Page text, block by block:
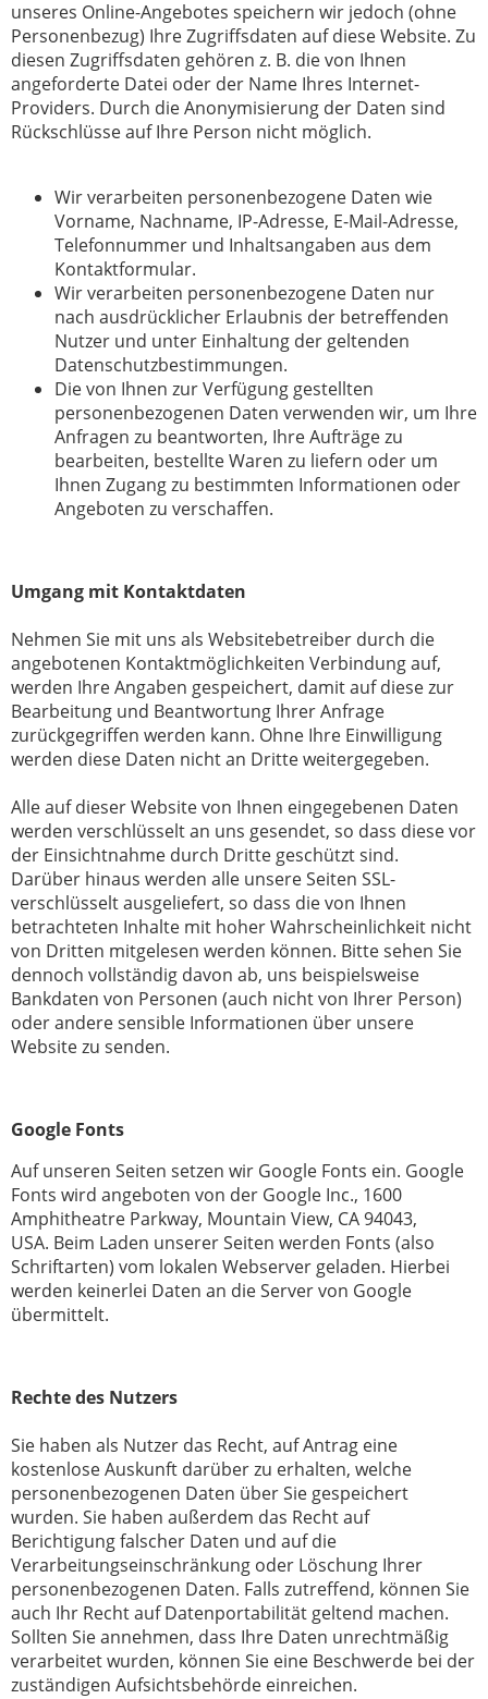
unseres Online-Angebotes speichern wir jedoch (ohne
Personenbezug) Ihre Zugriffsdaten auf diese Website. Zu
diesen Zugriffsdaten gehören z. B. die von Ihnen
angeforderte Datei oder der Name Ihres Internet-
Providers. Durch die Anonymisierung der Daten sind
Rückschlüsse auf Ihre Person nicht möglich.
Wir verarbeiten personenbezogene Daten wie
Vorname, Nachname, IP-Adresse, E-Mail-Adresse,
Telefonnummer und Inhaltsangaben aus dem
Kontaktformular.
Wir verarbeiten personenbezogene Daten nur
nach ausdrücklicher Erlaubnis der betreffenden
Nutzer und unter Einhaltung der geltenden
Datenschutzbestimmungen.
Die von Ihnen zur Verfügung gestellten
personenbezogenen Daten verwenden wir, um Ihre
Anfragen zu beantworten, Ihre Aufträge zu
bearbeiten, bestellte Waren zu liefern oder um
Ihnen Zugang zu bestimmten Informationen oder
Angeboten zu verschaffen.
Umgang mit Kontaktdaten
Nehmen Sie mit uns als Websitebetreiber durch die
angebotenen Kontaktmöglichkeiten Verbindung auf,
werden Ihre Angaben gespeichert, damit auf diese zur
Bearbeitung und Beantwortung Ihrer Anfrage
zurückgegriffen werden kann. Ohne Ihre Einwilligung
werden diese Daten nicht an Dritte weitergegeben.
Alle auf dieser Website von Ihnen eingegebenen Daten
werden verschlüsselt an uns gesendet, so dass diese vor
der Einsichtnahme durch Dritte geschützt sind.
Darüber hinaus werden alle unsere Seiten SSL-
verschlüsselt ausgeliefert, so dass die von Ihnen
betrachteten Inhalte mit hoher Wahrscheinlichkeit nicht
von Dritten mitgelesen werden können. Bitte sehen Sie
dennoch vollständig davon ab, uns beispielsweise
Bankdaten von Personen (auch nicht von Ihrer Person)
oder andere sensible Informationen über unsere
Website zu senden.
Google Fonts
Auf unseren Seiten setzen wir Google Fonts ein. Google
Fonts wird angeboten von der Google Inc., 1600
Amphitheatre Parkway, Mountain View, CA 94043,
USA. Beim Laden unserer Seiten werden Fonts (also
Schriftarten) vom lokalen Webserver geladen. Hierbei
werden keinerlei Daten an die Server von Google
übermittelt.
Rechte des Nutzers
Sie haben als Nutzer das Recht, auf Antrag eine
kostenlose Auskunft darüber zu erhalten, welche
personenbezogenen Daten über Sie gespeichert
wurden. Sie haben außerdem das Recht auf
Berichtigung falscher Daten und auf die
Verarbeitungseinschränkung oder Löschung Ihrer
personenbezogenen Daten. Falls zutreffend, können Sie
auch Ihr Recht auf Datenportabilität geltend machen.
Sollten Sie annehmen, dass Ihre Daten unrechtmäßig
verarbeitet wurden, können Sie eine Beschwerde bei der
zuständigen Aufsichtsbehörde einreichen.